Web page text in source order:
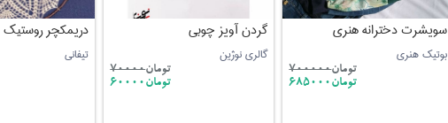
سویشرت دخترانه هنری
بوتیک هنری
تومان700000
تومان685000
گردن آویز چوبی
گالری نوژین
تومان70000
تومان60000
دریمکچر روستیک
تیفانی